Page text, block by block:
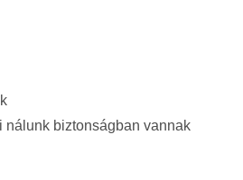
nálunk biztonságban vannak